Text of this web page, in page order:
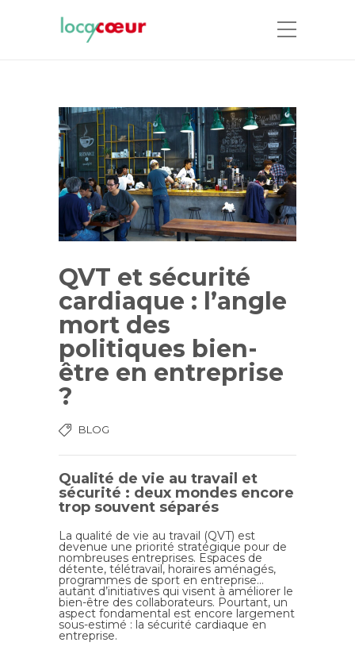
QVT et sécurité
cardiaque : l’angle
mort des
politiques bien-
être en entreprise
?
BLOG
Qualité de vie au travail et
sécurité : deux mondes encore
trop souvent séparés
La qualité de vie au travail (QVT) est
devenue une priorité stratégique pour de
nombreuses entreprises. Espaces de
détente, télétravail, horaires aménagés,
programmes de sport en entreprise…
autant d’initiatives qui visent à améliorer le
bien-être des collaborateurs. Pourtant, un
aspect fondamental est encore largement
sous-estimé : la sécurité cardiaque en
entreprise.